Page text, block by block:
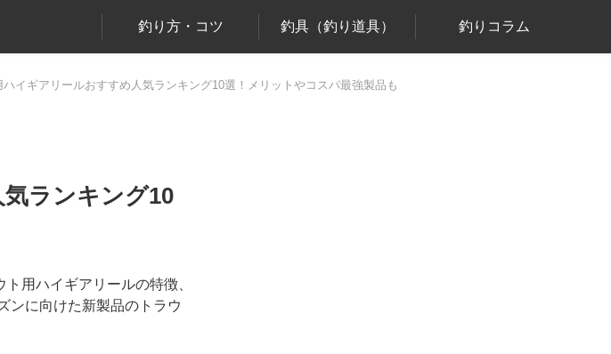
釣り方・コツ 釣具（釣り道具） 釣りコラム
ハイギアリールおすすめ人気ランキング10選！メリットやコスパ最強製品も
気ランキング10
用ハイギアリールの特徴、
ンに向けた新製品のトラウ